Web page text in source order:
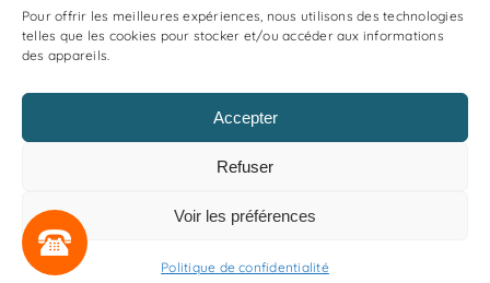
Pour offrir les meilleures expériences, nous utilisons des technologies
telles que les cookies pour stocker et/ou accéder aux informations
des appareils.
Accepter
Refuser
Voir les préférences
Politique de confidentialité
OGR
Mentions légales
Politique de confidentialité